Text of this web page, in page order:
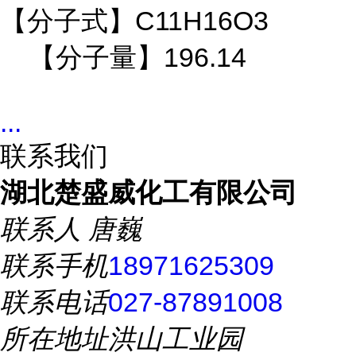
【分子式】C11H16O3
【分子量】196.14
...
联系我们
湖北楚盛威化工有限公司
联系人 唐巍
联系手机18971625309
联系电话027-87891008
所在地址洪山工业园